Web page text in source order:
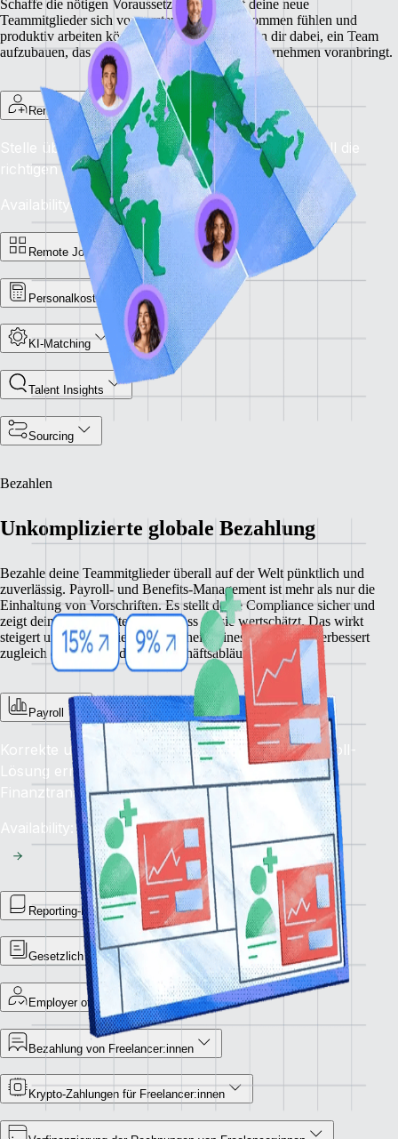
Schaffe die nötigen Voraussetzungen, damit deine neue
Teammitglieder sich vom ersten Tag an willkommen fühlen und
produktiv arbeiten können. Unsere Tools helfen dir dabei, ein Team
aufzubauen, das deine Vision teilt und dein Unternehmen voranbringt.
Remote Recruit
Stelle überall die besten Talente ein: Finde schnell die
richtigen Kandidat:innen.
Availability: Jetzt
Remote Jobbörse
Personalkostenrechner
KI-Matching
Talent Insights
Sourcing
Bezahlen
Unkomplizierte globale Bezahlung
Bezahle deine Teammitglieder überall auf der Welt pünktlich und
zuverlässig. Payroll- und Benefits-Management ist mehr als nur die
Einhaltung von Vorschriften. Es stellt deine Compliance sicher und
zeigt deinen Mitarbeiter:innen, dass du sie wertschätzt. Das wirkt
steigert unmittelbar die Zufriedenheit deines Teams und verbessert
zugleich die Qualität deiner Geschäftsabläufe.
Payroll
Korrekte und pünktliche Bezahlung: Unsere Payroll-
Lösung ermöglicht reibungslose weltweite
Finanztransaktionen.
Availability: Jetzt
Reporting-Bibliothek
Gesetzlich vorgeschriebene Zahlungsmeldungen
Employer of Record
Bezahlung von Freelancer:innen
Krypto-Zahlungen für Freelancer:innen